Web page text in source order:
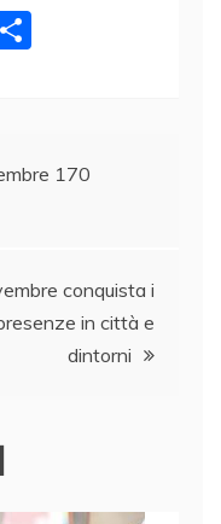
vi170
conquista i
in città e
dintorni